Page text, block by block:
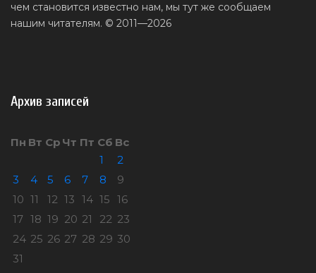
чем становится известно нам, мы тут же сообщаем
нашим читателям. © 2011—2026
Архив записей
Пн Вт Ср Чт Пт Сб Вс
1
2
3
4 5 6 7 8
9
10 11 12 13 14 15 16
17 18 19 20 21 22 23
24 25 26 27 28 29 30
31